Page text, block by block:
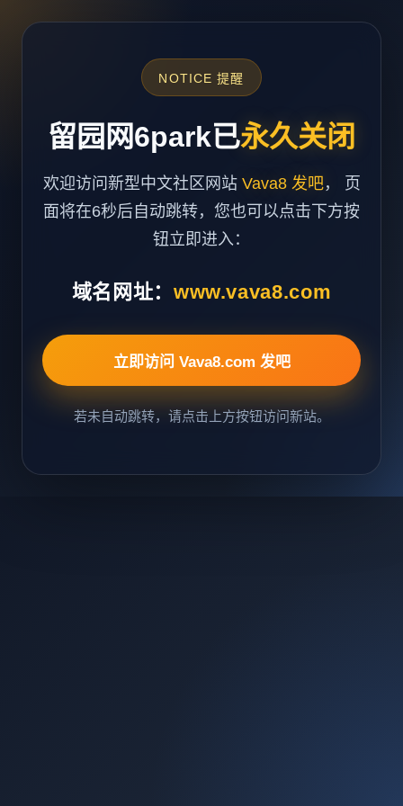
NOTICE 提醒
留园网6park已永久关闭
欢迎访问新型中文社区网站 Vava8 发吧， 页
面将在6秒后自动跳转，您也可以点击下方按
钮立即进入：
域名网址： www.vava8.com
立即访问 Vava8.com 发吧
若未自动跳转，请点击上方按钮访问新站。